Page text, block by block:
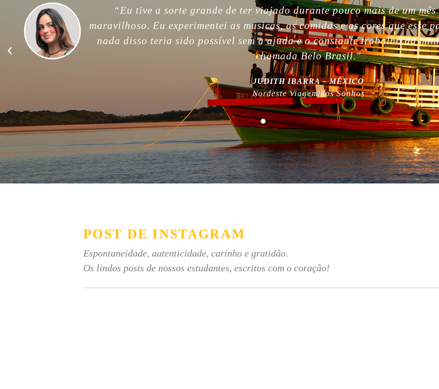
“For me, this trip was unforgettable. So beautiful people, nature, without
memories. Thank you so much, the best week of my life. So much love for
good work! Plus, thanks for being plastic free!”
MILLA NURMI | FINLÂNDIA
Expedição Amazônia
POST DE INSTAGRAM
Espontaneidade, autenticidade, carinho e gratidão.
Os lindos posts de nossos estudantes, escritos com o coração!